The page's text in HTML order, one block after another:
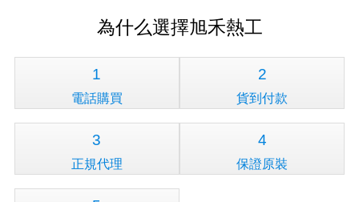
為什么選擇旭禾熱工
1
電話購買
2
貨到付款
3
正規代理
4
保證原裝